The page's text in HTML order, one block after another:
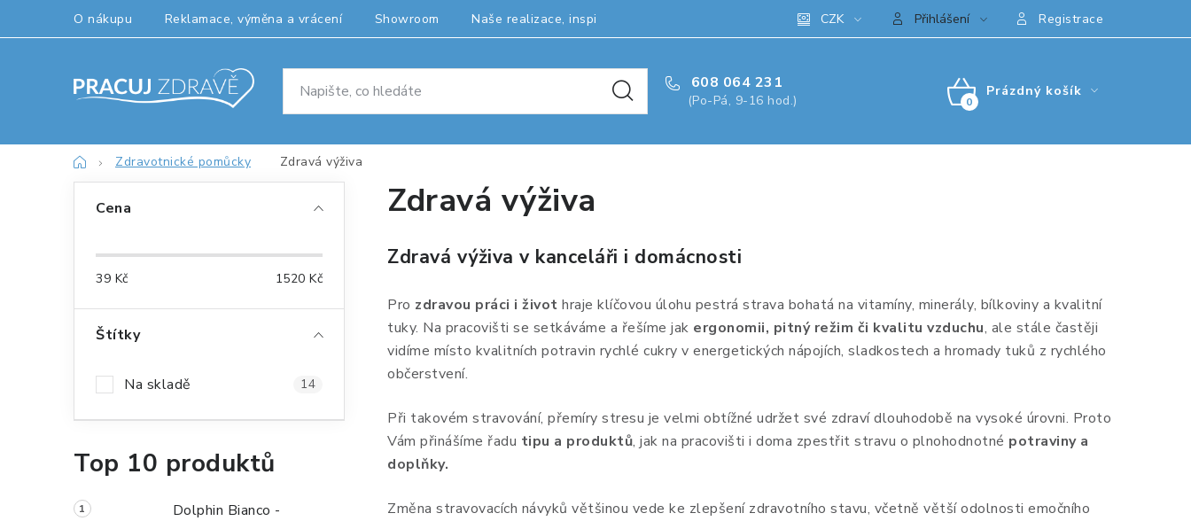
O nákupu Reklamace, výměna a vrácení Showroom Naše realizace, inspirace a návody CZK Přihlášení Registrace
608 064 231
(Po-Pá, 9-16 hod.)
NÁKUPNÍ
Prázdný košík
DomůZdravotnické pomůcky Zdravá výživa
t
n
í
p
Cena
39 Kč 1520 Kč
Štítky
Na skladě 14
Top 10 produktů
Dolphin Bianco -
Zdravá výživa
Zdravá výživa v kanceláři i domácnosti
Pro zdravou práci i život hraje klíčovou úlohu pestrá strava bohatá na vitamíny, minerály, bílkoviny a kvalitní
tuky. Na pracovišti se setkáváme a řešíme jak ergonomii, pitný režim či kvalitu vzduchu, ale stále častěji
vidíme místo kvalitních potravin rychlé cukry v energetických nápojích, sladkostech a hromady tuků z rychlého
občerstvení.
Při takovém stravování, přemíry stresu je velmi obtížné udržet své zdraví dlouhodobě na vysoké úrovni. Proto
Vám přinášíme řadu tipu a produktů, jak na pracovišti i doma zpestřit stravu o plnohodnotné potraviny a
doplňky.
Změna stravovacích návyků většinou vede ke zlepšení zdravotního stavu, včetně větší odolnosti emočního